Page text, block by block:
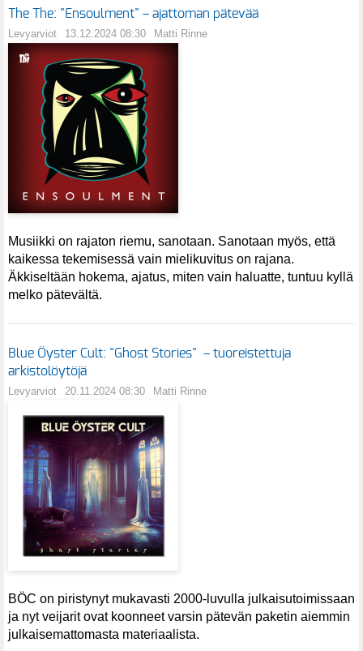
The The: "Ensoulment" – ajattoman pätevää
Levyarviot 13.12.2024 08:30 Matti Rinne
Musiikki on rajaton riemu, sanotaan. Sanotaan myös, että
kaikessa tekemisessä vain mielikuvitus on rajana.
Äkkiseltään hokema, ajatus, miten vain haluatte, tuntuu kyllä
melko pätevältä.
Blue Öyster Cult: "Ghost Stories" – tuoreistettuja
arkistolöytöjä
Levyarviot 20.11.2024 08:30 Matti Rinne
BÖC on piristynyt mukavasti 2000-luvulla julkaisutoimissaan
ja nyt veijarit ovat koonneet varsin pätevän paketin aiemmin
julkaisemattomasta materiaalista.